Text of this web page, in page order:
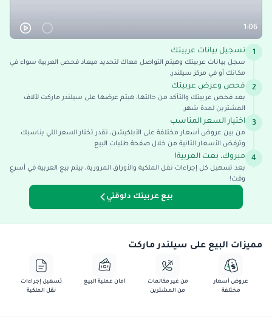
1:06
1 تسجيل بيانات عربيتك
سجل بيانات عربيتك وهيتم التواصل معاك لتحديد ميعاد فحص العربية سواء في
مكانك أو في مركز سيلندر.
2 فحص وعرض عربيتك
بعد فحص عربيتك والتأكد من حالتها، هيتم عرضها على سيلندر ماركت لآلاف
المشترين لمدة شهر.
3 اختيار السعر المناسب
من بين عروض أسعار مختلفة على الأبلكيشن، تقدر تختار السعر اللي يناسبك
وترفض الأسعار التانية من خلال صفحة طلبات البيع
4 مبروك، بعت العربية!
بعد تسهيل كل إجراءات نقل الملكية والأوراق المرورية، بيتم بيع العربية في أسرع
وقت!
بيع عربيتك دلوقتي
مميزات البيع على سيلندر ماركت
عروض أسعار
مختلفة
من غير مكالمات
من المشترين
آمان عملية البيع
تسهيل إجراءات
نقل الملكية